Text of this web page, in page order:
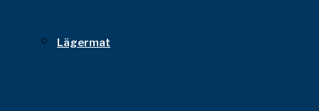
Lägermat